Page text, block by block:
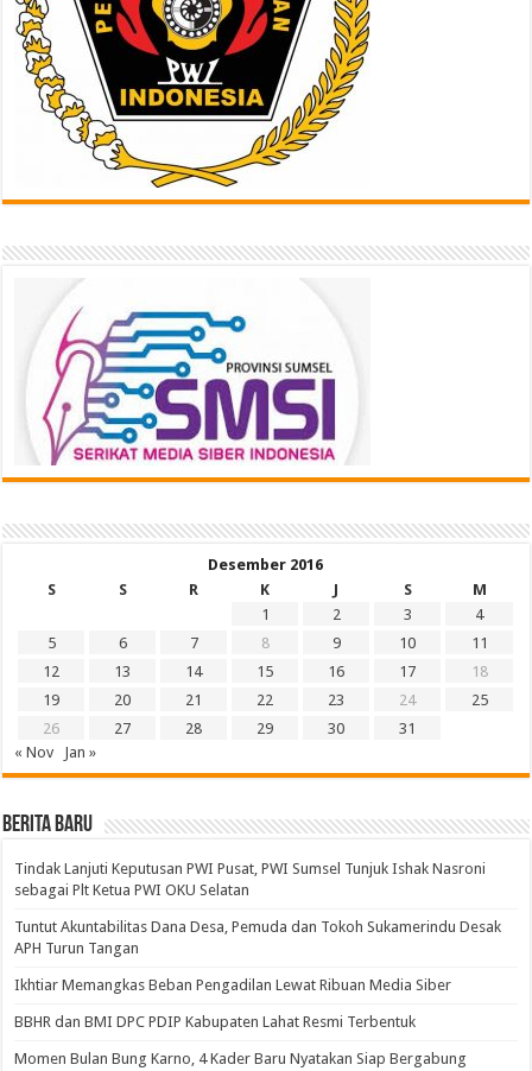
Desember 2016
S
S R K J S
M
1
2 3
4
5
6 7 8 9 10
11
12
13 14 15 16 17
18
19
20 21 22 23 24
25
26
27 28 29 30
31
« Nov
Jan »
BERITA BARU
Tindak Lanjuti Keputusan PWI Pusat, PWI Sumsel Tunjuk Ishak Nasroni
sebagai Plt Ketua PWI OKU Selatan
Tuntut Akuntabilitas Dana Desa, Pemuda dan Tokoh Sukamerindu Desak
APH Turun Tangan
Ikhtiar Memangkas Beban Pengadilan Lewat Ribuan Media Siber
BBHR dan BMI DPC PDIP Kabupaten Lahat Resmi Terbentuk
Momen Bulan Bung Karno, 4 Kader Baru Nyatakan Siap Bergabung